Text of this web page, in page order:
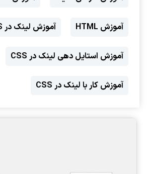
آموزش HTML آموزش لینک در CSS
آموزش استایل دهی لینک در CSS
آموزش کار با لینک در CSS